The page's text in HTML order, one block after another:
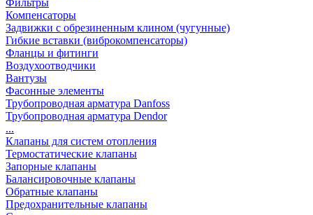
Фильтры
Компенсаторы
Задвижки с обрезиненным клином (чугунные)
Гибкие вставки (виброкомпенсаторы)
Фланцы и фитинги
Воздухоотводчики
Вантузы
Фасонные элементы
Трубопроводная арматура Danfoss
Трубопроводная арматура Dendor
...
Клапаны для систем отопления
Термостатические клапаны
Запорные клапаны
Балансировочные клапаны
Обратные клапаны
Предохранительные клапаны